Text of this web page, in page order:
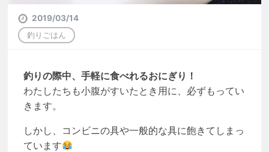
2019/03/14
釣りごはん
釣りの際中、手軽に食べれるおにぎり！
わたしたちも小腹がすいたとき用に、必ずもってい
きます。
しかし、コンビニの具や一般的な具に飽きてしまっ
ています